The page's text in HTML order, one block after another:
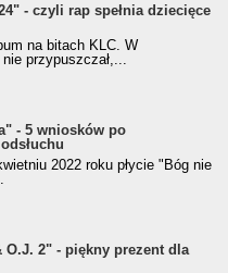
- czyli rap spełnia dziecięce
na bitach KLC. W
przypuszczał,...
- 5 wniosków po
2022 roku płycie "Bóg nie
O.J. 2" - piękny prezent dla